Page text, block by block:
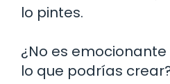
lo pintes.
¿No es
lo que podrías